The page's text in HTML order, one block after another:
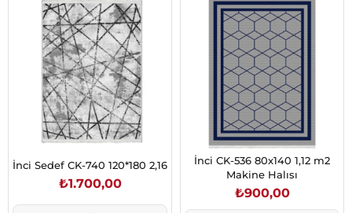
İnci Sedef CK-740 120*180 2,16
₺1.700,00
İnci CK-536 80x140 1,12 m2
Makine Halısı
₺900,00